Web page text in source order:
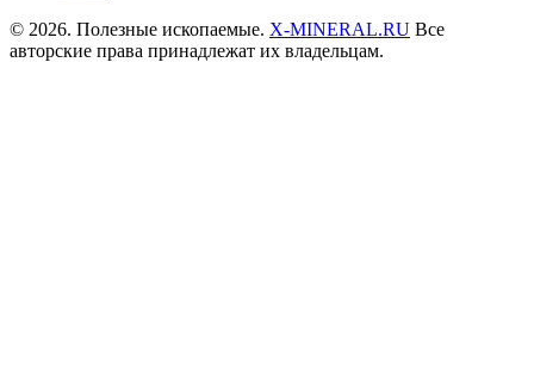
© 2026. Полезные ископаемые. X-MINERAL.RU Все
авторские права принадлежат их владельцам.